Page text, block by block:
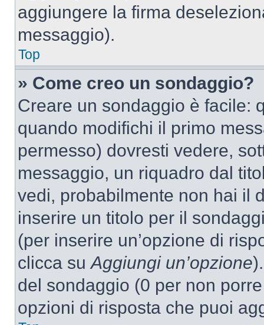
aggiungere la firma
messaggio).
Top
» Come creo un sondaggio?
Creare un sondaggio è facile:
quando modifichi il primo
permesso) dovresti vedere,
messaggio, un riquadro dal
vedi, probabilmente non hai il
inserire un titolo per il
(per inserire un’opzione di
clicca suAggiungi un’opzione
del sondaggio (0 per non
opzioni di risposta che puoi